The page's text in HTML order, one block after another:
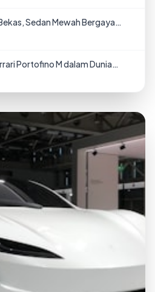
Sedan Mewah Bergaya
Portofino M dalam Dunia